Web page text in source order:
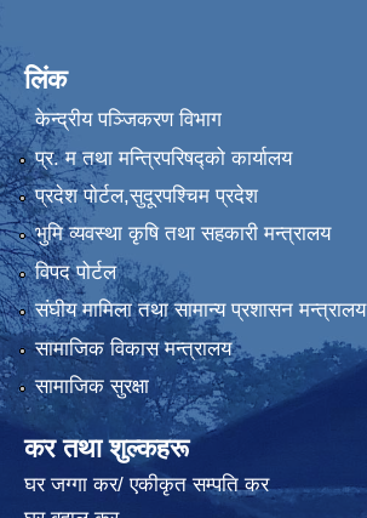
लिंक
केन्द्रीय पञ्जिकरण विभाग
प्र. म तथा मन्त्रिपरिषद्को कार्यालय
प्रदेश पाेर्टल,सुदूरपश्चिम प्रदेश
भुमि व्यवस्था कृषि तथा सहकारी मन्त्रालय
विपद पोर्टल
संघीय मामिला तथा सामान्य प्रशासन मन्त्रालय
सामाजिक विकास मन्त्रालय
सामाजिक सुरक्षा
कर तथा शुल्कहरू
घर जग्गा कर/ एकीकृत सम्पति कर